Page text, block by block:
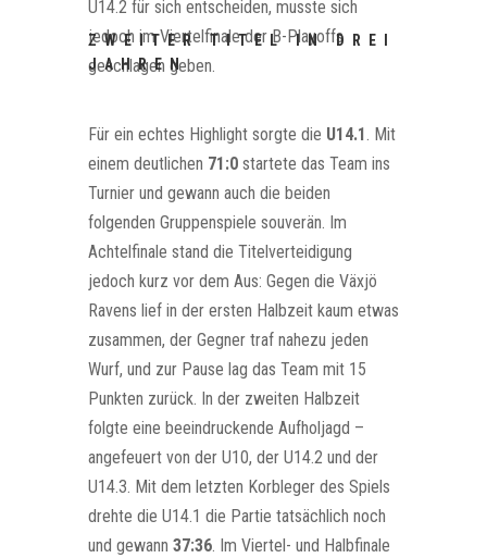
U14.2 für sich entscheiden, musste sich
jedoch im Viertelfinale der B-Playoffs
geschlagen geben.
ZWEITER TITEL IN DREI
JAHREN
Für ein echtes Highlight sorgte die U14.1. Mit
einem deutlichen 71:0startete das Team ins
Turnier und gewann auch die beiden
folgenden Gruppenspiele souverän. Im
Achtelfinale stand die Titelverteidigung
jedoch kurz vor dem Aus: Gegen die Växjö
Ravens lief in der ersten Halbzeit kaum etwas
zusammen, der Gegner traf nahezu jeden
Wurf, und zur Pause lag das Team mit 15
Punkten zurück. In der zweiten Halbzeit
folgte eine beeindruckende Aufholjagd –
angefeuert von der U10, der U14.2 und der
U14.3. Mit dem letzten Korbleger des Spiels
drehte die U14.1 die Partie tatsächlich noch
und gewann 37:36. Im Viertel- und Halbfinale